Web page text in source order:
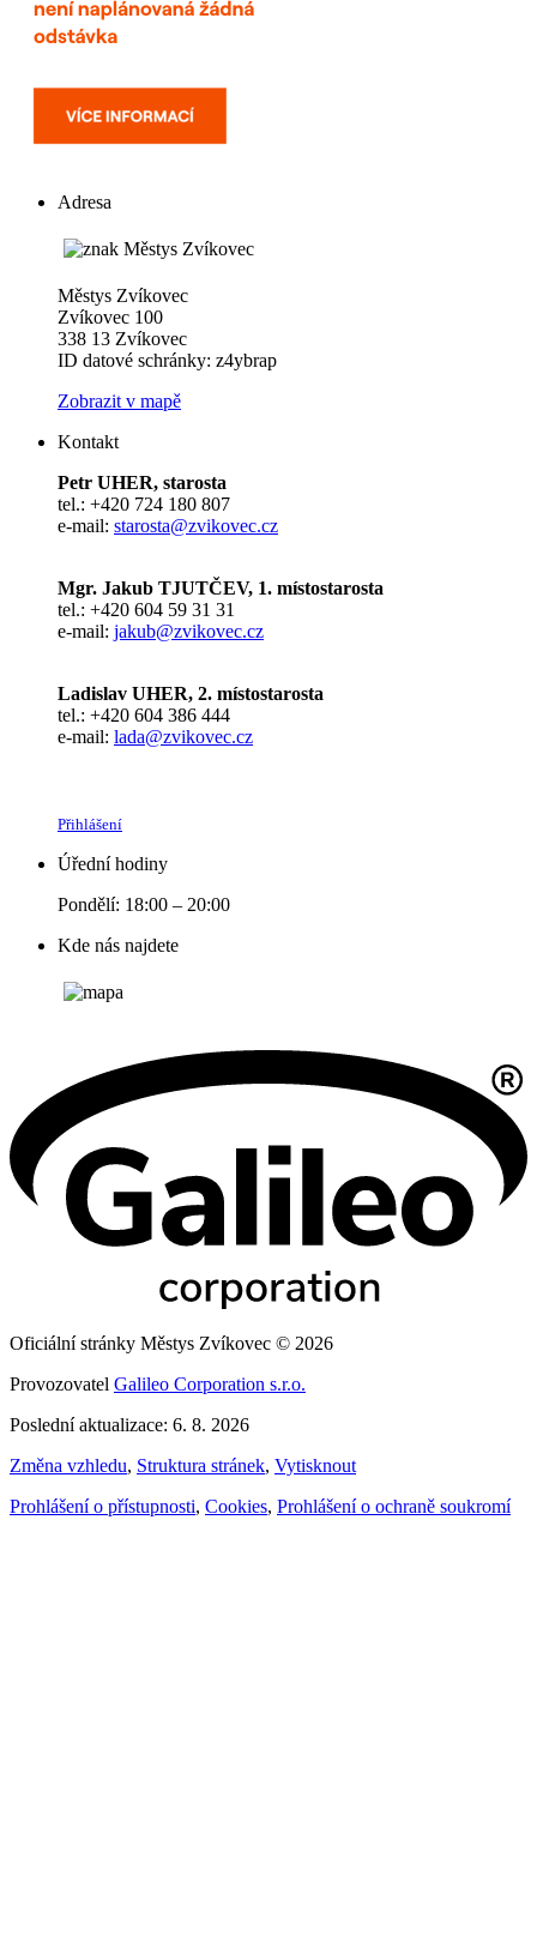
Adresa
Městys Zvíkovec
Zvíkovec 100
338 13 Zvíkovec
ID datové schránky: z4ybrap
Zobrazit v mapě
Kontakt
Petr UHER, starosta
tel.: +420 724 180 807
e-mail: starosta@zvikovec.cz
Mgr. Jakub TJUTČEV, 1. místostarosta
tel.: +420 604 59 31 31
e-mail: jakub@zvikovec.cz
Ladislav UHER, 2. místostarosta
tel.: +420 604 386 444
e-mail: lada@zvikovec.cz
Přihlášení
Úřední hodiny
Pondělí: 18:00 – 20:00
Kde nás najdete
Oficiální stránky Městys Zvíkovec © 2026
Provozovatel Galileo Corporation s.r.o.
Poslední aktualizace: 6. 8. 2026
Změna vzhledu, Struktura stránek, Vytisknout
Prohlášení o přístupnosti, Cookies, Prohlášení o ochraně soukromí